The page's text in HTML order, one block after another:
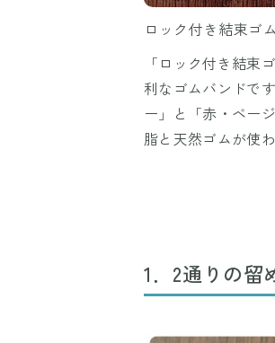
ロック付き結束ゴ
「ロック付き結束
利なゴムバンドで
ー」と「赤・ベー
脂と天然ゴムが使
1．2通りの留